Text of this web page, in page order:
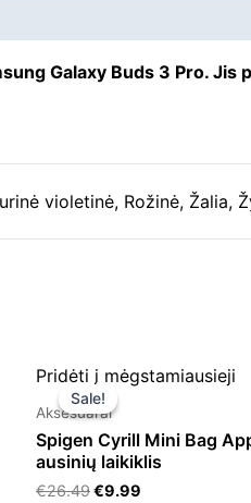
Galaxy Buds 3 Pro.
violetinė, Rožinė, Žalia,
Pridėti į mėgstamiausieji
Sale!
Sale!
Aksesuarai
Spigen Cyrill Mini Bag
ausinių laikiklis
€26.49
Original
price
was:
€9.99
Current
price